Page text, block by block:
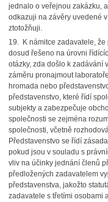
jednalo o veřejnou zakázku,
odkazuji na závěry uvedené
ztotožňuji.
19. K námitce zadavatele,
dosud řešeno na úrovni
otázky, zda došlo k zadávání
záměru pronajmout
hromada nebo
představenstvo, které řídí
subjekty a zabezpečuje
společnosti se zejména
společnosti, včetně
Představenstvo se řídí
pokud jsou v souladu s
vliv na účinky jednání členů
předložených zadavatelem
představenstva, jakožto
zadavatele s třetími osobami